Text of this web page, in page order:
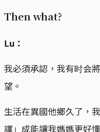
Then what?
Lu：
我必須承認，我有时会
望。
生活在異國他鄉久了，
譯」成能讓我媽媽更好